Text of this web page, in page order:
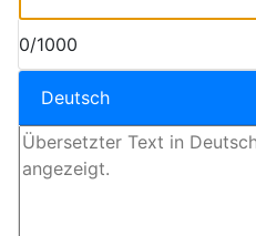
0/1000
Deutsch